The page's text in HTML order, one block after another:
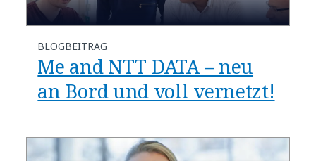
BLOGBEITRAG
Me and NTT DATA – neu
an Bord und voll vernetzt!